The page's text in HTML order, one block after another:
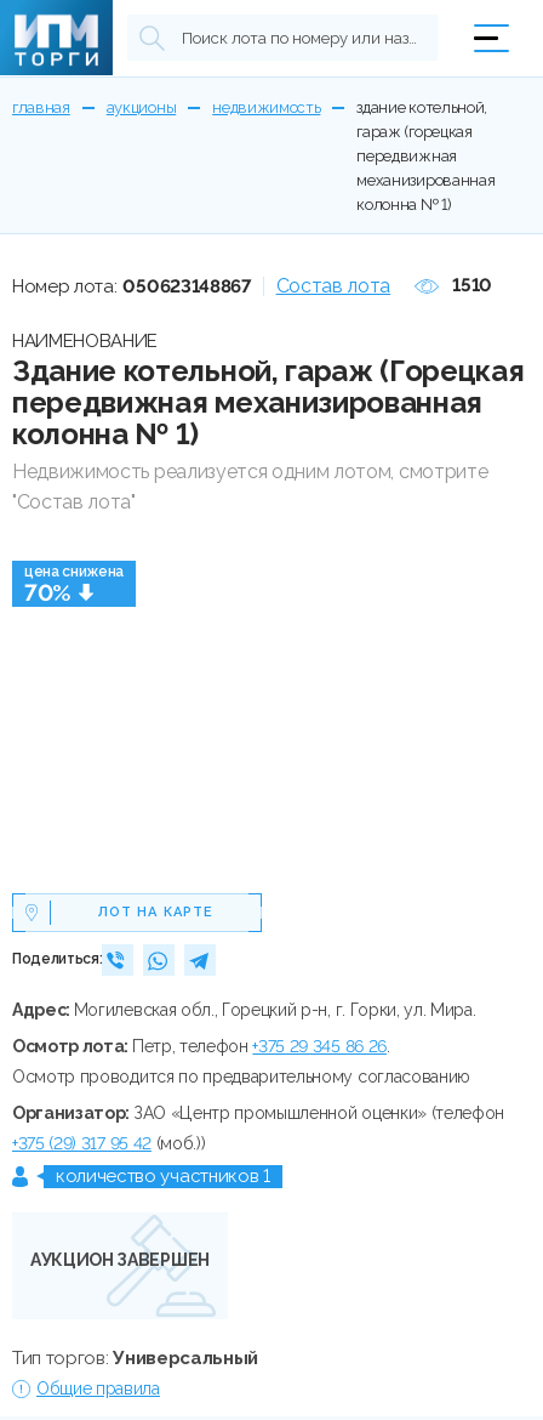
главная аукционы недвижимость
здание котельной,
гараж (горецкая
передвижная
механизированная
колонна № 1)
цена снижена
70%
ЛОТ НА КАРТЕ
Поделиться:
Номер лота: 050623148867 Состав лота 1510
НАИМЕНОВАНИЕ
Здание котельной, гараж (Горецкая
передвижная механизированная
колонна № 1)
Недвижимость реализуется одним лотом, смотрите
"Состав лота"
Адрес: Могилевская обл., Горецкий р-н, г. Горки, ул. Мира.
Осмотр лота: Петр, телефон+375 29 345 86 26.
Осмотр проводится по предварительному согласованию
Организатор: ЗАО «Центр промышленной оценки» (телефон
+375 (29) 317 95 42(моб.))
количество участников 1
АУКЦИОН ЗАВЕРШЕН
Тип торгов:Универсальный
Общие правила